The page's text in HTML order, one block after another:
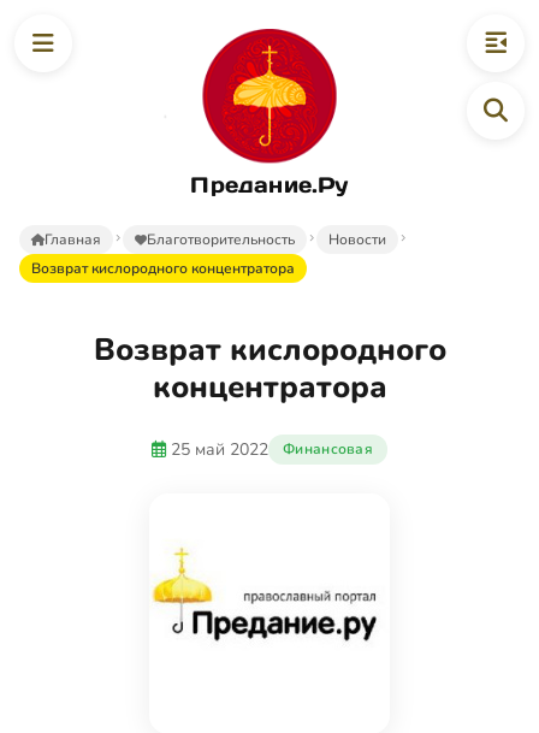
Предание.Ру
Главная Благотворительность
Новости
Возврат кислородного концентратора
Возврат кислородного
концентратора
25 май 2022 Финансовая